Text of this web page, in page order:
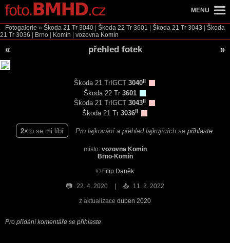
Fotogalerie » Škoda 21 Tr 3040 Škoda 22 Tr 3601 Škoda 21 Tr 3043
Škoda
21 Tr 3036 Brno Komín vozovna Komín
« přehled fotek »
Škoda 21 TrIGCT 3040
Škoda 22 Tr 3601
Škoda 21 TrIGCT 3043
Škoda 21 Tr 3036II
2 to se mi líbí Pro lajkování a přehled lajkujících se přihlaste.
místo: vozovna Komín
Brno-Komín
© Filip Daněk
📷 22. 4. 2020 📤 11. 2. 2022
z aktualizace duben 2020
Pro přidání komentáře se přihlaste
MENU